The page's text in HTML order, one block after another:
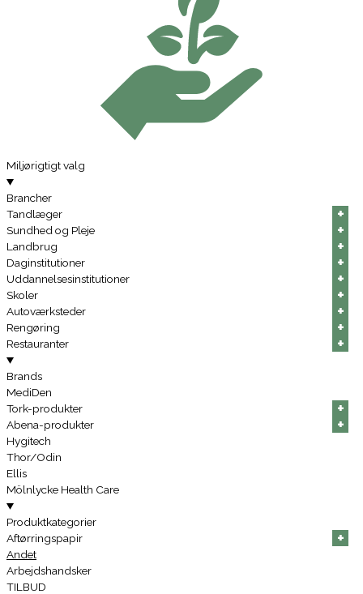
Miljørigtigt valg
Brancher
Tandlæger
+
+
+
+
+
+
Sundhed og Pleje +
+
+
+
+
+
Landbrug +
+
+
+
+
+
Daginstitutioner +
+
+
+
+
+
Uddannelsesinstitutioner +
+
+
+
+
+
Skoler +
+
+
+
+
+
Autoværksteder +
+
+
+
+
+
Rengøring +
+
+
+
+
+
Restauranter +
+
+
+
+
+
Brands
MediDen
Tork-produkter
+
+
+
+
+
+
Abena-produkter +
+
+
+
+
+
Hygitech
Thor/Odin
Ellis
Mölnlycke Health Care
Produktkategorier
Aftørringspapir
+
+
+
+
+
+
Andet
Arbejdshandsker
TILBUD